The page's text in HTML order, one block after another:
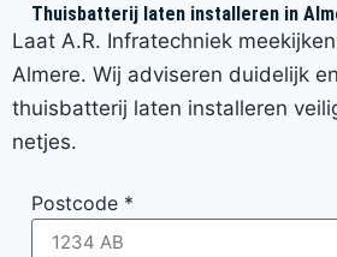
Thuisbatterij laten installeren in
Laat A.R. Infratechniek
Almere. Wij adviseren duidelijk
thuisbatterij laten installeren
netjes.
Postcode *